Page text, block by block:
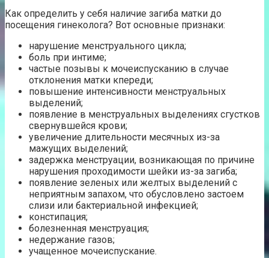
Как определить у себя наличие загиба матки до
посещения гинеколога? Вот основные признаки:
нарушение менструального цикла;
боль при интиме;
частые позывы к мочеиспусканию в случае
отклонения матки кпереди;
повышение интенсивности менструальных
выделений;
появление в менструальных выделениях сгустков
свернувшейся крови;
увеличение длительности месячных из-за
мажущих выделений;
задержка менструации, возникающая по причине
нарушения проходимости шейки из-за загиба;
появление зеленых или желтых выделений с
неприятным запахом, что обусловлено застоем
слизи или бактериальной инфекцией;
констипация;
болезненная менструация;
недержание газов;
учащенное мочеиспускание.